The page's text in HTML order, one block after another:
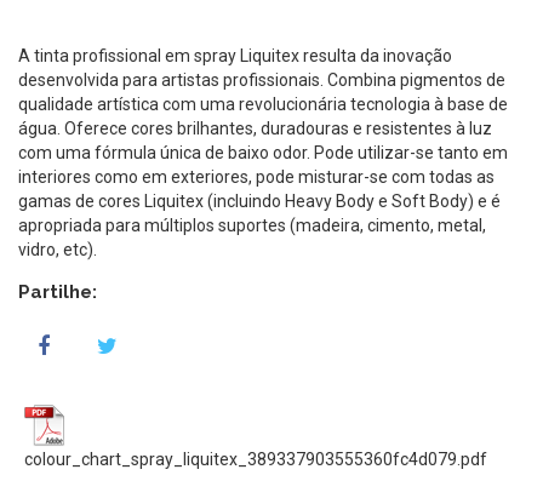
A tinta profissional em spray Liquitex resulta da inovação
desenvolvida para artistas profissionais. Combina pigmentos de
qualidade artística com uma revolucionária tecnologia à base de
água. Oferece cores brilhantes, duradouras e resistentes à luz
com uma fórmula única de baixo odor. Pode utilizar-se tanto em
interiores como em exteriores, pode misturar-se com todas as
gamas de cores Liquitex (incluindo Heavy Body e Soft Body) e é
apropriada para múltiplos suportes (madeira, cimento, metal,
vidro, etc).
Partilhe:
colour_chart_spray_liquitex_389337903555360fc4d079.pdf